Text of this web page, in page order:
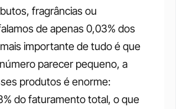
fragrâncias ou
de apenas 0,03% dos
importante de tudo é que
parecer pequeno, a
produtos é enorme:
do faturamento total, o que